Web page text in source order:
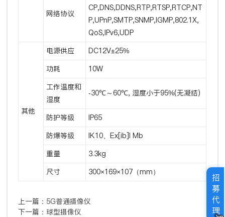
网络协议
CP,DNS,DDNS,RTP,RTSP,RTCP,NT
P,UPnP,SMTP,SNMP,IGMP,802.1X,
QoS,IPv6,UDP
其他
电源供应 DC12V±25%
功耗 10W
工作温度和
湿度
-30℃～60℃, 湿度小于95%(无凝结)
防护等级 IP65
防爆等级 IK10、Ex[ib]I Mb
重量 3.3kg
尺寸 300×169×107（mm）
上一篇： 5G普通摄像仪
下一篇：球型摄像仪
招
募
代
理